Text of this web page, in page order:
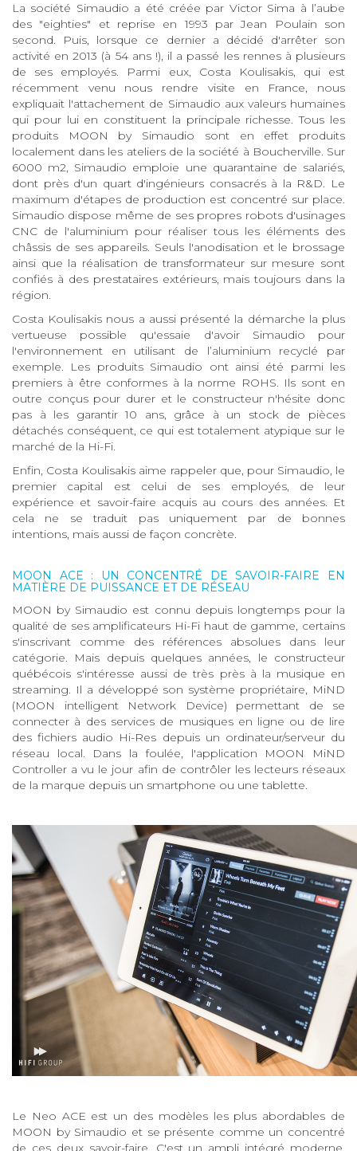
La société Simaudio a été créée par Victor Sima à l’aube
des "eighties" et reprise en 1993 par Jean Poulain son
second. Puis, lorsque ce dernier a décidé d'arrêter son
activité en 2013 (à 54 ans !), il a passé les rennes à plusieurs
de ses employés. Parmi eux, Costa Koulisakis, qui est
récemment venu nous rendre visite en France, nous
expliquait l'attachement de Simaudio aux valeurs humaines
qui pour lui en constituent la principale richesse. Tous les
produits MOON by Simaudio sont en effet produits
localement dans les ateliers de la société à Boucherville. Sur
6000 m2, Simaudio emploie une quarantaine de salariés,
dont près d'un quart d'ingénieurs consacrés à la R&D. Le
maximum d'étapes de production est concentré sur place.
Simaudio dispose même de ses propres robots d'usinages
CNC de l'aluminium pour réaliser tous les éléments des
châssis de ses appareils. Seuls l'anodisation et le brossage
ainsi que la réalisation de transformateur sur mesure sont
confiés à des prestataires extérieurs, mais toujours dans la
région.
Costa Koulisakis nous a aussi présenté la démarche la plus
vertueuse possible qu'essaie d'avoir Simaudio pour
l'environnement en utilisant de l’aluminium recyclé par
exemple. Les produits Simaudio ont ainsi été parmi les
premiers à être conformes à la norme ROHS. Ils sont en
outre conçus pour durer et le constructeur n'hésite donc
pas à les garantir 10 ans, grâce à un stock de pièces
détachés conséquent, ce qui est totalement atypique sur le
marché de la Hi-Fi.
Enfin, Costa Koulisakis aime rappeler que, pour Simaudio, le
premier capital est celui de ses employés, de leur
expérience et savoir-faire acquis au cours des années. Et
cela ne se traduit pas uniquement par de bonnes
intentions, mais aussi de façon concrète.
MOON ACE : UN CONCENTRÉ DE SAVOIR-FAIRE EN
MATIÈRE DE PUISSANCE ET DE RÉSEAU
MOON by Simaudio est connu depuis longtemps pour la
qualité de ses amplificateurs Hi-Fi haut de gamme, certains
s'inscrivant comme des références absolues dans leur
catégorie. Mais depuis quelques années, le constructeur
québécois s'intéresse aussi de très près à la musique en
streaming. Il a développé son système propriétaire, MiND
(MOON intelligent Network Device) permettant de se
connecter à des services de musiques en ligne ou de lire
des fichiers audio Hi-Res depuis un ordinateur/serveur du
réseau local. Dans la foulée, l'application MOON MiND
Controller a vu le jour afin de contrôler les lecteurs réseaux
de la marque depuis un smartphone ou une tablette.
Le Neo ACE est un des modèles les plus abordables de
MOON by Simaudio et se présente comme un concentré
de ces deux savoir-faire. C'est un ampli intégré moderne,